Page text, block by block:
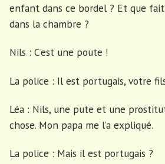
enfant dans ce bordel ? Et que
dans la chambre ?
Nils : C’est une poute !
La police : Il est portugais, votre
Léa : Nils, une pute et une
chose. Mon papa me l’a expliqué.
La police : Mais il est portugais ?